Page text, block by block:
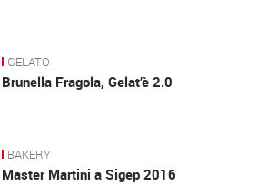
GELATO
Brunella Fragola, Gelat’è 2.0
BAKERY
Master Martini a Sigep 2016